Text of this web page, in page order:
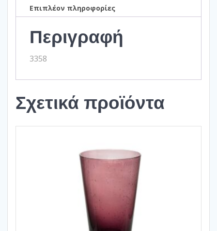
Επιπλέον πληροφορίες
Περιγραφή
3358
Σχετικά προϊόντα